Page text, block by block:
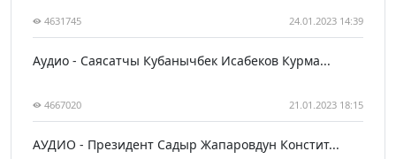
4631745 24.01.2023 14:39
Аудио - Саясатчы Кубанычбек Исабеков Курма...
4667020 21.01.2023 18:15
АУДИО - Президент Садыр Жапаровдун Констит...